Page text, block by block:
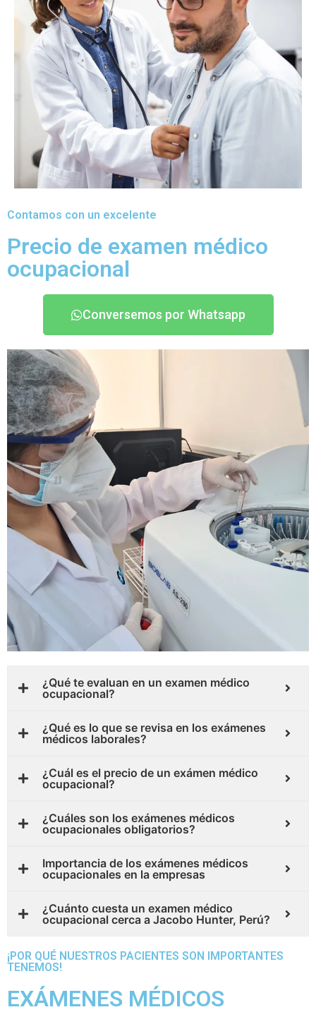
Contamos con un excelente
Precio de examen médico
ocupacional
Conversemos por Whatsapp
¿Qué te evaluan en un examen médico
ocupacional?
¿Qué es lo que se revisa en los exámenes
médicos laborales?
¿Cuál es el precio de un exámen médico
ocupacional?
¿Cuáles son los exámenes médicos
ocupacionales obligatorios?
Importancia de los exámenes médicos
ocupacionales en la empresas
¿Cuánto cuesta un examen médico
ocupacional cerca a Jacobo Hunter, Perú?
¡POR QUÉ NUESTROS PACIENTES SON IMPORTANTES
TENEMOS!
EXÁMENES MÉDICOS